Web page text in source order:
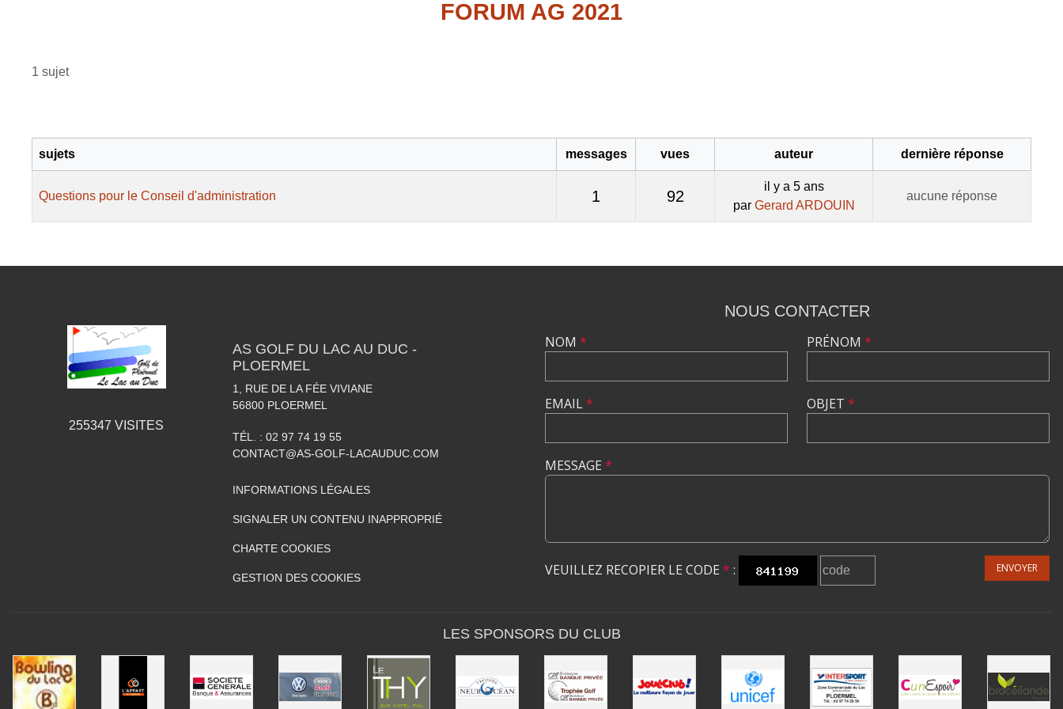
FORUM AG 2021
1 sujet
sujets messages vues auteur dernière réponse
Questions pour le Conseil d'administration 1 92
il y a 5 ans
par Gerard ARDOUIN
aucune réponse
255347 VISITES
AS GOLF DU LAC AU DUC -
PLOERMEL
1, RUE DE LA FÉE VIVIANE
56800 PLOERMEL
TÉL. : 02 97 74 19 55
CONTACT@AS-GOLF-LACAUDUC.COM
INFORMATIONS LÉGALES
SIGNALER UN CONTENU INAPPROPRIÉ
CHARTE COOKIES
GESTION DES COOKIES
NOUS CONTACTER
NOM *
EMAIL*
PRÉNOM *
OBJET *
MESSAGE *
VEUILLEZ RECOPIER LE CODE * : ENVOYER
LES SPONSORS DU CLUB